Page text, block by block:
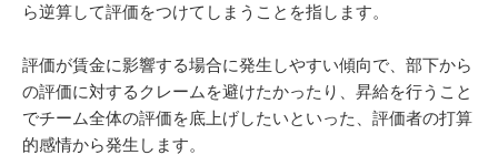
ら逆算して評価をつけてしまうことを指します。
評価が賃金に影響する場合に発生しやすい傾向で、部下から
の評価に対するクレームを避けたかったり、昇給を行うこと
でチーム全体の評価を底上げしたいといった、評価者の打算
的感情から発生します。